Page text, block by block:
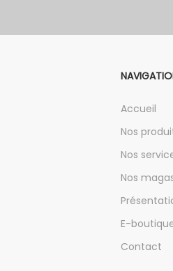
Accueil
Nos
Nos
Nos
E-
Contact